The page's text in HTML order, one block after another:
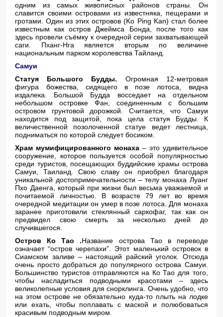
одним из самых живописных районов страны. Он
славится своими островами из известняка, пещерами и
гротами. Один из этих островов (Ko Ping Kan) стал более
известным как остров Джеймса Бонда, после того как
здесь провели съёмку к очередной серии захватывающей
саги. Пханг-Нга является вторым по величине
национальным парком королевства Тайланд.
Самуи
Статуя Большого Будды. Огромная 12-метровая
фигура божества, сидящего в позе лотоса, видна
издалека. Большой Будда восседает на отдельном
небольшом островке Фан, соединенным с большим
островом грунтовой дорожкой. Считается, что Самуи
находится под защитой, пока цела статуя Будды. К
величественной позолоченной статуе ведет лестница,
подниматься по которой следует босиком.
Храм мумифицированного монаха – это удивительное
сооружение, которое пользуется особой популярностью
среди туристов, посещающих буддийские храмы острова
Самуи, Таиланд. Свою славу он приобрел благодаря
уникальной достопримечательности – телу монаха Луанг
Пхо Даенга, который при жизни был весьма уважаемой и
почитаемой личностью. В возрасте 79 лет во время
очередной медитации он умер в позе лотоса. Для монаха
заранее приготовили стеклянный саркофаг, так как он
предвидел свою смерть за несколько дней до
случившегося.
Остров Ко Тао .Название острова Тао в переводе
означает “остров черепахи”. Этот маленький островок в
Сиамском заливе – настоящий райский уголок. Отсюда
очень просто добраться до популярного острова Самуи.
Большинство туристов отправляются на Ко Тао для того,
чтобы насладиться подводными красотами – здесь
великолепные условия для снорклинга. Очень удобно, что
на этом острове не обязательно куда-то плыть на лодке
или ехать, чтобы поплавать с маской и полюбоваться
красивым подводным миром.